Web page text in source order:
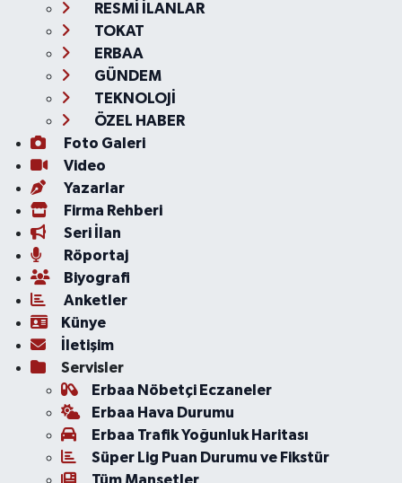
RESMİ İLANLAR
TOKAT
ERBAA
GÜNDEM
TEKNOLOJİ
ÖZEL HABER
Foto Galeri
Video
Yazarlar
Firma Rehberi
Seri İlan
Röportaj
Biyografi
Anketler
Künye
İletişim
Servisler
Erbaa Nöbetçi Eczaneler
Erbaa Hava Durumu
Erbaa Trafik Yoğunluk Haritası
Süper Lig Puan Durumu ve Fikstür
Tüm Manşetler